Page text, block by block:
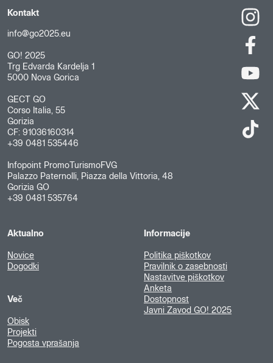
Kontakt
info@go2025.eu
GO! 2025
Trg Edvarda Kardelja 1
5000 Nova Gorica
GECT GO
Corso Italia, 55
Gorizia
CF: 91036160314
+39 0481 535446
Infopoint PromoTurismoFVG
Palazzo Paternolli, Piazza della Vittoria, 48
Gorizia GO
+39 0481 535764
Aktualno
Novice
Dogodki
Več
Obisk
Projekti
Pogosta vprašanja
Informacije
Politika piškotkov
Pravilnik o zasebnosti
Nastavitve piškotkov
Anketa
Dostopnost
Javni Zavod GO! 2025